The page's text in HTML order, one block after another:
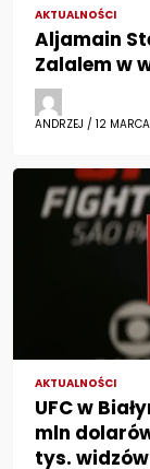
AKTUALNOŚCI
Aljamain
Zalalem w
ANDRZEJ / 12
AKTUALNOŚCI
UFC w
mln
tys. widzów